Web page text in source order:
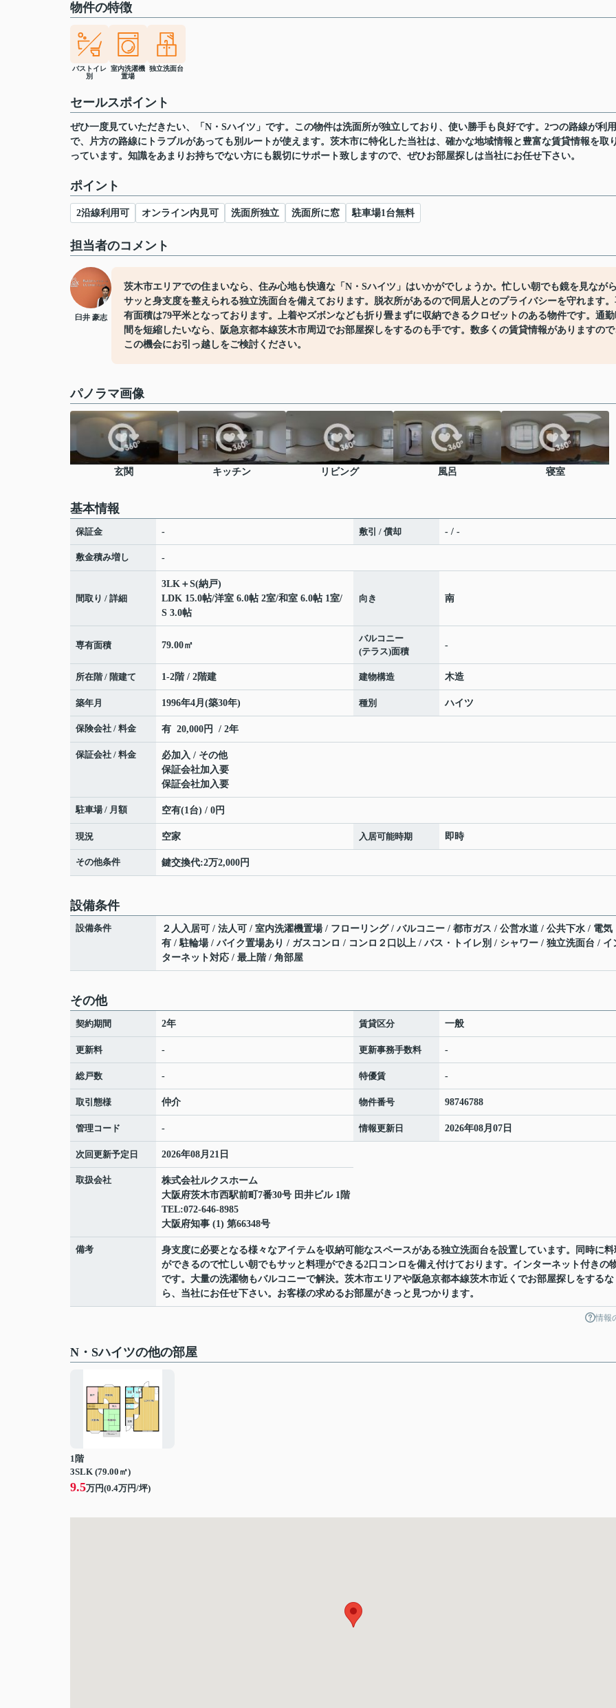
物件の特徴
バストイレ
別
室内洗濯機
置場
独立洗面台
セールスポイント
ぜひ一度見ていただきたい、「N・Sハイツ」です。この物件は洗面所が独立しており、使い勝手も良好です。2つの路線が利
で、片方の路線にトラブルがあっても別ルートが使えます。茨木市に特化した当社は、確かな地域情報と豊富な賃貸情報を取
っています。知識をあまりお持ちでない方にも親切にサポート致しますので、ぜひお部屋探しは当社にお任せ下さい。
ポイント
2沿線利用可 オンライン内見可 洗面所独立 洗面所に窓 駐車場1台無料
担当者のコメント
臼井 豪志
茨木市エリアでの住まいなら、住み心地も快適な「N・Sハイツ」はいかがでしょうか。忙しい朝でも鏡を見なが
サッと身支度を整えられる独立洗面台を備えております。脱衣所があるので同居人とのプライバシーを守れます
有面積は79平米となっております。上着やズボンなども折り畳まずに収納できるクロゼットのある物件です。通
間を短縮したいなら、阪急京都本線茨木市周辺でお部屋探しをするのも手です。数多くの賃貸情報がありますの
この機会にお引っ越しをご検討ください。
パノラマ画像
玄関 キッチン リビング 風呂 寝室
基本情報
保証金 - 敷引 / 償却 - / -
敷金積み増し -
間取り / 詳細
3LK＋S(納戸)
LDK 15.0帖/洋室 6.0帖 2室/和室 6.0帖 1室/
S 3.0帖
向き 南
専有面積 79.00㎡
バルコニー
(テラス)面積
-
所在階 / 階建て 1-2階 / 2階建 建物構造 木造
築年月 1996年4月(築30年) 種別 ハイツ
保険会社 / 料金 有 20,000円 / 2年
保証会社 / 料金
必加入 / その他
保証会社加入要
保証会社加入要
駐車場 / 月額 空有(1台) / 0円
現況 空家 入居可能時期 即時
その他条件 鍵交換代:2万2,000円
設備条件
設備条件
２人入居可 / 法人可 / 室内洗濯機置場 / フローリング / バルコニー / 都市ガス / 公営水道 / 公共下水 / 電気
有 / 駐輪場 / バイク置場あり / ガスコンロ / コンロ２口以上 / バス・トイレ別 / シャワー / 独立洗面台 / イ
ターネット対応 / 最上階 / 角部屋
その他
契約期間 2年 賃貸区分 一般
更新料 - 更新事務手数料 -
総戸数 - 特優賃 -
取引態様 仲介 物件番号 98746788
管理コード - 情報更新日 2026年08月07日
次回更新予定日 2026年08月21日
取扱会社
株式会社ルクスホーム
大阪府茨木市西駅前町7番30号 田井ビル 1階
TEL:072-646-8985
大阪府知事 (1) 第66348号
備考
身支度に必要となる様々なアイテムを収納可能なスペースがある独立洗面台を設置しています。同時に料
ができるので忙しい朝でもサッと料理ができる2口コンロを備え付けております。インターネット付きの
です。大量の洗濯物もバルコニーで解決。茨木市エリアや阪急京都本線茨木市近くでお部屋探しをするな
ら、当社にお任せ下さい。お客様の求めるお部屋がきっと見つかります。
情報
N・Sハイツの他の部屋
1階
3SLK (79.00㎡)
9.5万円(0.4万円/坪)